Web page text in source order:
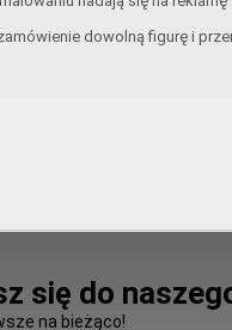
dowolną figurę i
się do
na bieżąco!